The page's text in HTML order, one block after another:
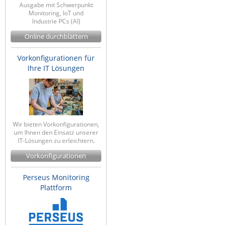
Ausgabe mit Schwerpunkt
Monitoring, IoT und
Industrie PCs (AI)
Online durchblättern
Vorkonfigurationen für
Ihre IT Lösungen
Wir bieten Vorkonfigurationen,
um Ihnen den Einsatz unserer
IT-Lösungen zu erleichtern.
Vorkonfigurationen
Perseus Monitoring
Plattform